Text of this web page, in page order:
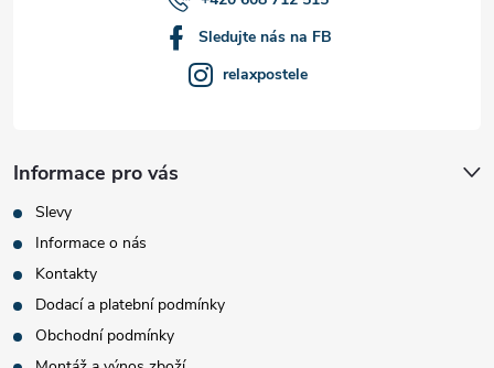
Sledujte nás na FB
relaxpostele
Informace pro vás
Slevy
Informace o nás
Kontakty
Dodací a platební podmínky
Obchodní podmínky